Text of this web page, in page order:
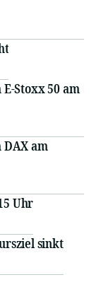
Stoxx 50 am
am
Uhr
sinkt